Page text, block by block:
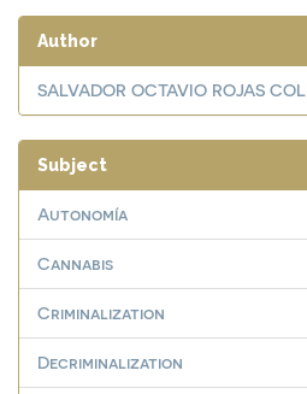
Author
SALVADOR OCTAVIO ROJAS
Subject
Autonomía
Cannabis
Criminalization
Decriminalization